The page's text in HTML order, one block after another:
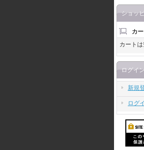
ショッ
カ
カートは
ログイ
新規
ログ